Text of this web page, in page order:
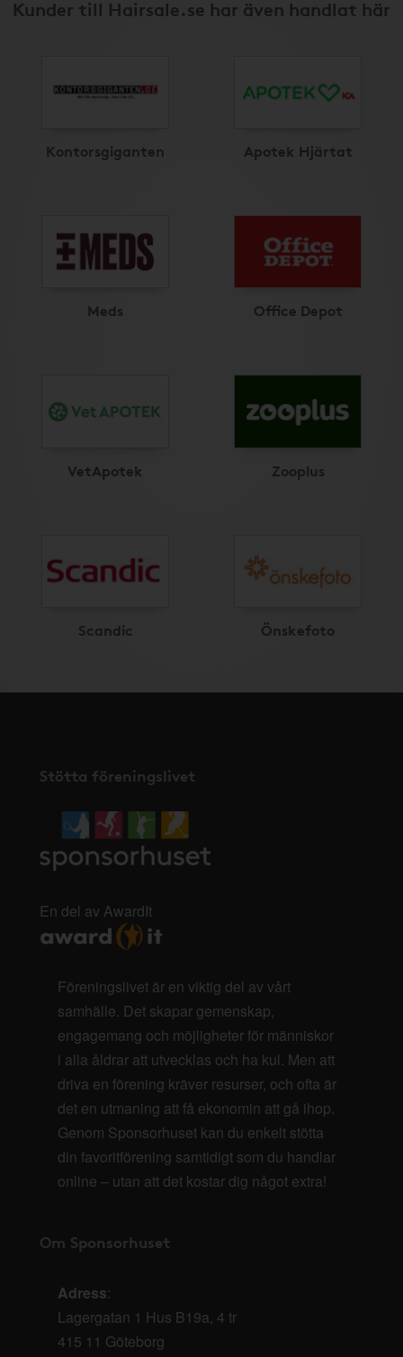
Kunder till Hairsale.se har även handlat här
Kontorsgiganten Apotek Hjärtat
Meds Office Depot
VetApotek Zooplus
Scandic Önskefoto
Stötta föreningslivet
En del av AwardIt
Föreningslivet är en viktig del av vårt
samhälle. Det skapar gemenskap,
engagemang och möjligheter för människor
i alla åldrar att utvecklas och ha kul. Men att
driva en förening kräver resurser, och ofta är
det en utmaning att få ekonomin att gå ihop.
Genom Sponsorhuset kan du enkelt stötta
din favoritförening samtidigt som du handlar
online – utan att det kostar dig något extra!
Om Sponsorhuset
Adress:
Lagergatan 1 Hus B19a, 4 tr
415 11 Göteborg